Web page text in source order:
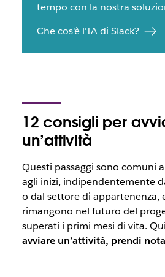
tempo con la nostra
Che cos'è l'IA di Slack?
12 consigli per
un’attività
Questi passaggi sono comuni
agli inizi, indipendentemente
o dal settore di appartenenza,
rimangono nel futuro del
superati i primi mesi di vita.
avviare un’attività, prendi nota